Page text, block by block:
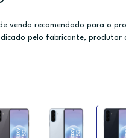
venda recomendado para o
pelo fabricante, produtor